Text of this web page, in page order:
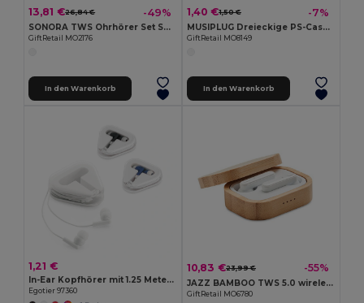
13,81 €26,84 € -49%
SONORA TWS Ohrhörer Set Solar
GiftRetail MO2176
In den Warenkorb
1,40 €1,50 € -7%
MUSIPLUG Dreieckige PS-Case Ohrhörer mit 120cm Kabel
GiftRetail MO8149
In den Warenkorb
1,21 €
In-Ear Kopfhörer mit 1.25 Meter Kabel aus ABS
Egotier 97360
10,83 €23,99 € -55%
JAZZ BAMBOO TWS 5.0 wireless Ohrhörer-Set
GiftRetail MO6780